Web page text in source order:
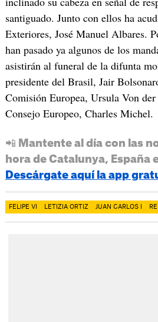
santiguado. Junto con ellos ha
Exteriores, José Manuel Albares.
han pasado ya algunos de los
asistirán al funeral de la difunta
presidente del Brasil, Jair
Comisión Europea, Ursula Von
Consejo Europeo, Charles Michel.
📲 Mantente al día con las
hora de Catalunya, España
Descárgate aquí la app
FELIPE VI LETIZIA ORTIZ JUAN CARLOS I